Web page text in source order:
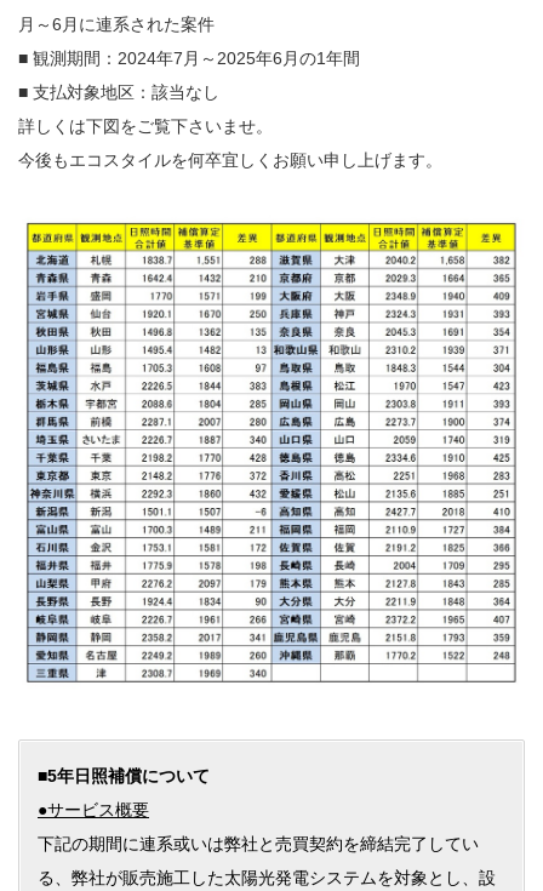
月～6月に連系された案件
■ 観測期間：2024年7月～2025年6月の1年間
■ 支払対象地区：該当なし
詳しくは下図をご覧下さいませ。
今後もエコスタイルを何卒宜しくお願い申し上げます。
■5年日照補償について
●サービス概要
下記の期間に連系或いは弊社と売買契約を締結完了してい
る、弊社が販売施工した太陽光発電システムを対象とし、設